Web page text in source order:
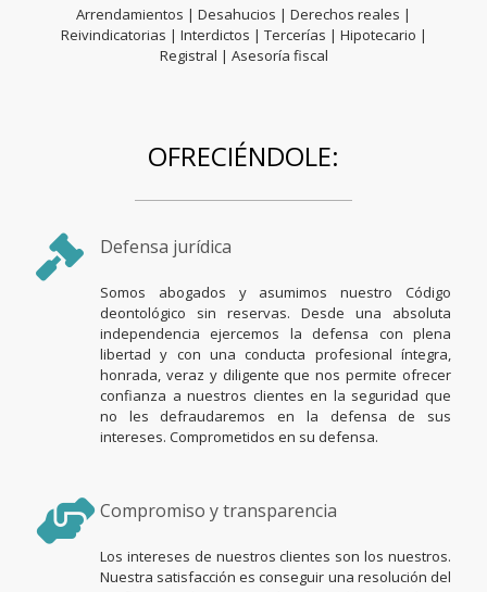
Arrendamientos | Desahucios | Derechos reales |
Reivindicatorias | Interdictos | Tercerías | Hipotecario |
Registral | Asesoría fiscal
OFRECIÉNDOLE:
Defensa jurídica
Somos abogados y asumimos nuestro Código
deontológico sin reservas. Desde una absoluta
independencia ejercemos la defensa con plena
libertad y con una conducta profesional íntegra,
honrada, veraz y diligente que nos permite ofrecer
confianza a nuestros clientes en la seguridad que
no les defraudaremos en la defensa de sus
intereses. Comprometidos en su defensa.
Compromiso y transparencia
Los intereses de nuestros clientes son los nuestros.
Nuestra satisfacción es conseguir una resolución del